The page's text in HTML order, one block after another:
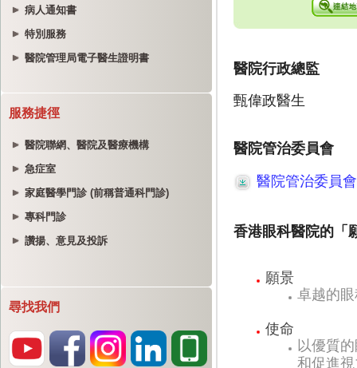
病人通知書
特別服務
醫院管理局電子醫生證明書
服務捷徑
醫院聯網、醫院及醫療機構
急症室
家庭醫學門診 (前稱普通科門診)
專科門診
讚揚、意見及投訴
尋找我們